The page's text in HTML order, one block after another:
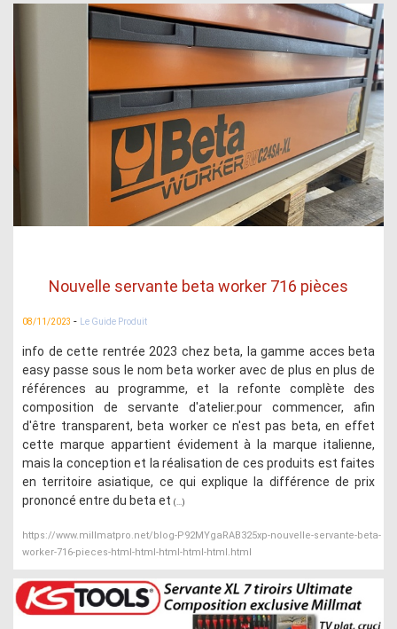
Nouvelle servante beta worker 716 pièces
08/11/2023 - Le Guide Produit
info de cette rentrée 2023 chez beta, la gamme acces beta
easy passe sous le nom beta worker avec de plus en plus de
références au programme, et la refonte complète des
composition de servante d'atelier.pour commencer, afin
d'être transparent, beta worker ce n'est pas beta, en effet
cette marque appartient évidement à la marque italienne,
mais la conception et la réalisation de ces produits est faites
en territoire asiatique, ce qui explique la différence de prix
prononcé entre du beta et (...)
https://www.millmatpro.net/blog-P92MYgaRAB325xp-nouvelle-servante-beta-
worker-716-pieces-html-html-html-html-html.html